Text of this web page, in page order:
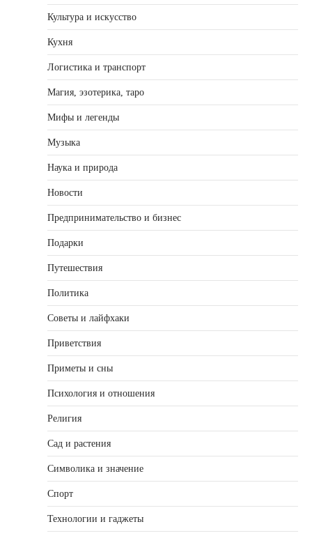
Культура и искусство
Кухня
Логистика и транспорт
Магия, эзотерика, таро
Мифы и легенды
Музыка
Наука и природа
Новости
Предпринимательство и бизнес
Подарки
Путешествия
Политика
Советы и лайфхаки
Приветствия
Приметы и сны
Психология и отношения
Религия
Сад и растения
Символика и значение
Спорт
Технологии и гаджеты